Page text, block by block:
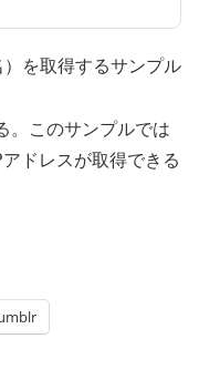
を取得するサンプル
。このサンプルでは
ドレスが取得できる